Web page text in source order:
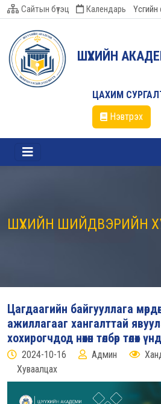
Сайтын бүтэц Календарь
ШҮҮХИЙН
ЦАХИМ
Нэвтрэх
ШҮҮХИЙН ШИЙДВЭРИЙН
Цагдаагийн байгууллага
ажиллагааг хангалттай
хохирогчдод нөхөн төлбөр төлөх
2024-10-16 Админ
Хуваалцах